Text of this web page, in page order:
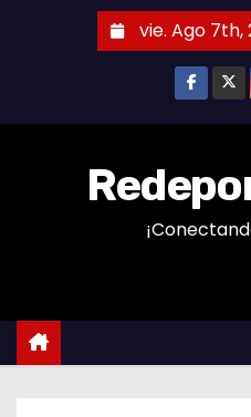
n
vie. Ago 7th,